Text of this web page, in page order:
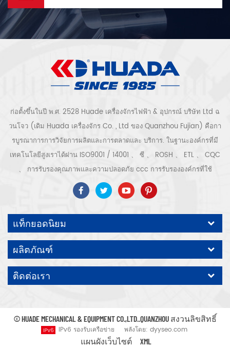
ก่อตั้งขึ้นในปี พ.ศ. 2528 Huade เครื่องจักรไฟฟ้า & อุปกรณ์ บริษัท Ltd ฉ
วนโจว (เดิม Huada เครื่องจักร Co. , Ltd ของ Quanzhou Fujian) คือกา
รบูรณาการการวิจัยการผลิตและการตลาดและ บริการ. ในฐานะองค์กรที่มี
เทคโนโลยีสูงเราได้ผ่าน ISO9001 / 14001 、 ซี 、 ROSH 、 ETL 、 CQC
、 การรับรองคุณภาพและความปลอดภัย ccc การรับรององค์กรที่ใช้
เทคโนโลยีขั้นสูง ฯลฯ ระบบและอุปกรณ์อัดอากาศ ได้แก่ แบบสกรู, ชนิดหอย
โข่ง, แบบไม่มีน้ำมัน, แบบเลื่อน, แบบลูกสูบ, เครื่องเป่า, ตัวกรอง, ท่อระบาย
น้ำ, พร้อมสายการผลิตเครื่องอัดอากาศที่สมบูรณ์ กว่า เครื่องอัดอากาศ 300
ชนิดสำหรับอุตสาหกรรม ผู้เชี่ยวชาญ. ของเรา บริษัท ได้สะสมมากกว่า
ประสบการณ์ 30 ปี จาก การหล่อชิ้นส่วนที่สำคัญที่สุดไปยังภาชนะรับแรงดัน
มอเตอร์ไฟฟ้าการแปรรูปชิ้นส่วนและอุปกรณ์ที่มีความแม่นยำ การประกอบ.
นอกจากนี้ บริษัท ของเราได้พัฒนากระบวนการหลักของเซอร์โวมอเตอร์แม่
เหล็กถาวรและได้รับสิทธิบัตรทางเทคนิคที่เกี่ยวข้องเพื่อนำไปสู่การ
คาดหวังปั๊มลมแบรนด์ของเราเอง ODM / OEM คือ ยอมรับ.
แท็กยอดนิยม
ผลิตภัณฑ์
ติดต่อเรา
© HUADE MECHANICAL & EQUIPMENT CO.,LTD..QUANZHOU สงวนลิขสิทธิ์
IPv6 รองรับเครือข่าย
พลังโดย: dyyseo.com
แผนผังเว็บไซต์
XML